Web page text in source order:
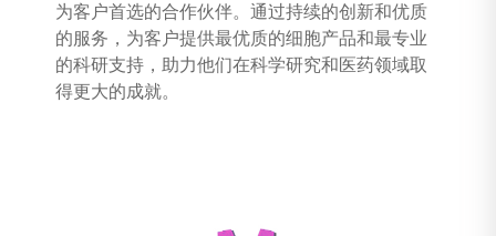
为客户首选的合作伙伴。通过持续的创新和优质
的服务，为客户提供最优质的细胞产品和最专业
的科研支持，助力他们在科学研究和医药领域取
得更大的成就。